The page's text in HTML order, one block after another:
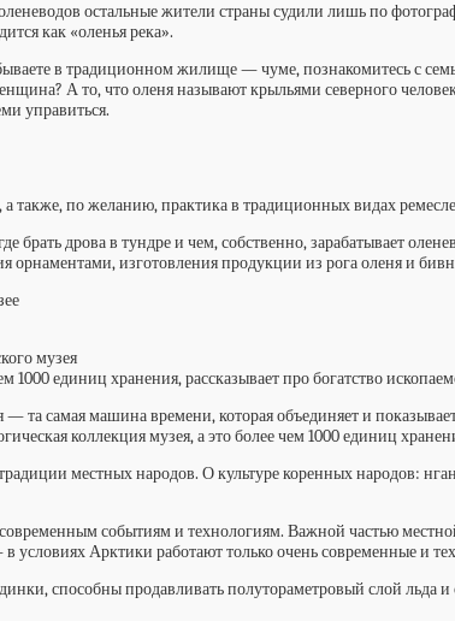
остальные жители страны судили лишь по
как «оленья река».
в традиционном жилище — чуме, познакомитесь с
А то, что оленя называют крыльями северного
управиться.
также, по желанию, практика в традиционных видах
брать дрова в тундре и чем, собственно, зарабатывает
орнаментами, изготовления продукции из рога оленя и
музея
1000 единиц хранения, рассказывает про богатство
— та самая машина времени, которая объединяет и
коллекция музея, а это более чем 1000 единиц
местных народов. О культуре коренных народов:
современным событиям и технологиям. Важной частью
в условиях Арктики работают только очень современные и
способны продавливать полутораметровый слой льда